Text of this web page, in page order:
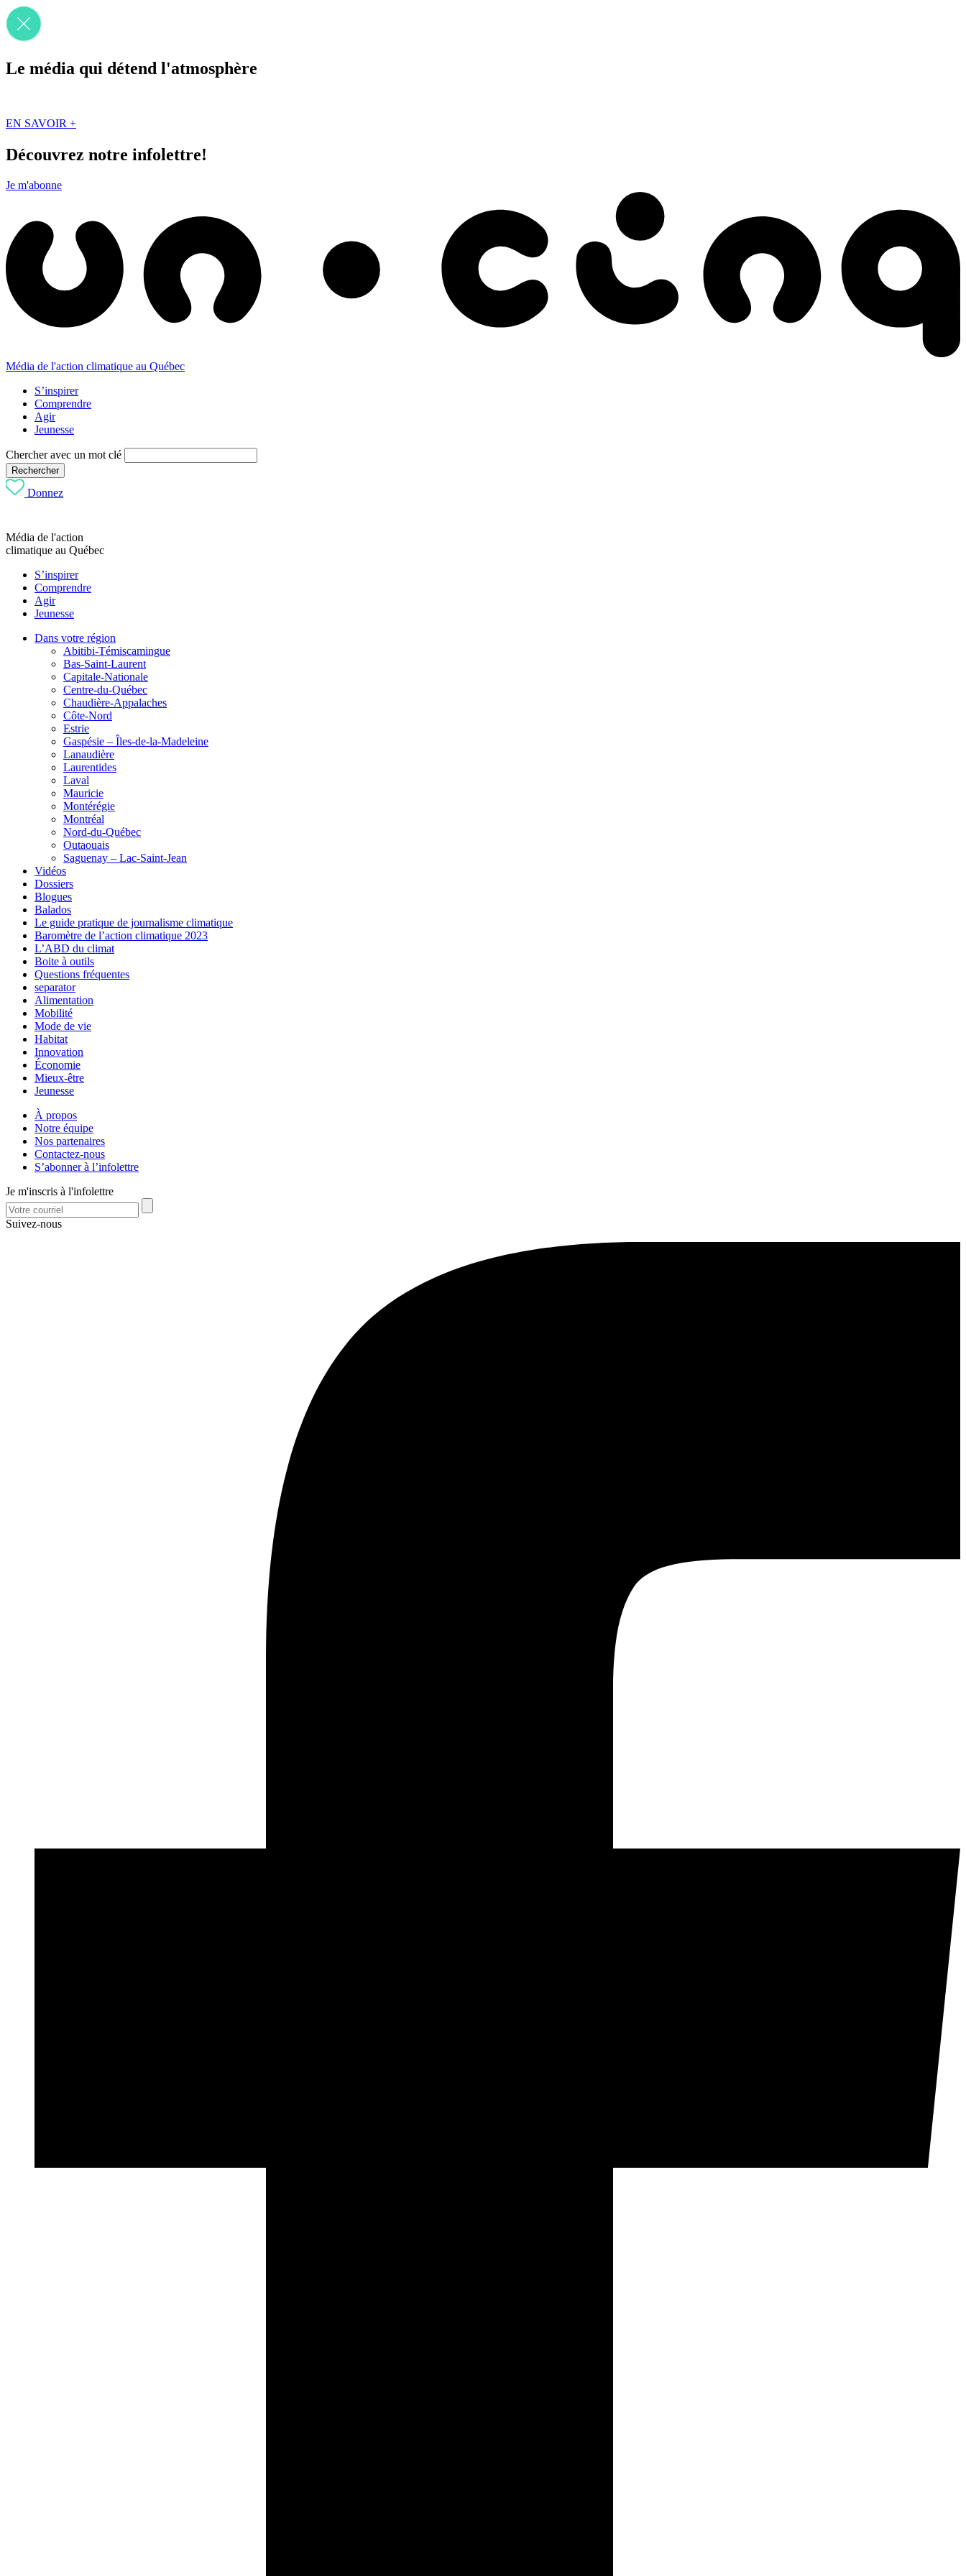
Le média qui détend l'atmosphère
EN SAVOIR +
Découvrez notre infolettre!
Je m'abonne
Média de l'action climatique au Québec
S’inspirer
Comprendre
Agir
Jeunesse
Chercher avec un mot clé
Rechercher
Donnez
Média de l'action
climatique au Québec
S’inspirer
Comprendre
Agir
Jeunesse
Dans votre région
Abitibi-Témiscamingue
Bas-Saint-Laurent
Capitale-Nationale
Centre-du-Québec
Chaudière-Appalaches
Côte-Nord
Estrie
Gaspésie – Îles-de-la-Madeleine
Lanaudière
Laurentides
Laval
Mauricie
Montérégie
Montréal
Nord-du-Québec
Outaouais
Saguenay – Lac-Saint-Jean
Vidéos
Dossiers
Blogues
Balados
Le guide pratique de journalisme climatique
Baromètre de l’action climatique 2023
L’ABD du climat
Boite à outils
Questions fréquentes
separator
Alimentation
Mobilité
Mode de vie
Habitat
Innovation
Économie
Mieux-être
Jeunesse
À propos
Notre équipe
Nos partenaires
Contactez-nous
S’abonner à l’infolettre
Je m'inscris à l'infolettre
Suivez-nous